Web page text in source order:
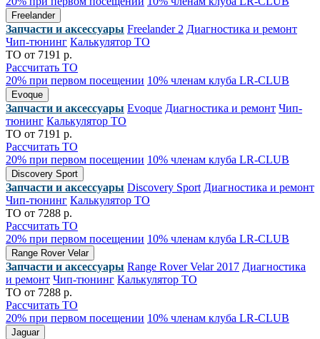
Freelander
Запчасти и аксессуары Freelander 2 Диагностика и ремонт
Чип-тюнинг Калькулятор ТО
ТО от 7191 р.
Рассчитать ТО
20% при первом посещении 10% членам клуба LR-CLUB
Evoque
Запчасти и аксессуары Evoque Диагностика и ремонт Чип-
тюнинг Калькулятор ТО
ТО от 7191 р.
Рассчитать ТО
20% при первом посещении 10% членам клуба LR-CLUB
Discovery Sport
Запчасти и аксессуары Discovery Sport Диагностика и ремонт
Чип-тюнинг Калькулятор ТО
ТО от 7288 р.
Рассчитать ТО
20% при первом посещении 10% членам клуба LR-CLUB
Range Rover Velar
Запчасти и аксессуары Range Rover Velar 2017 Диагностика
и ремонт Чип-тюнинг Калькулятор ТО
ТО от 7288 р.
Рассчитать ТО
20% при первом посещении 10% членам клуба LR-CLUB
Jaguar